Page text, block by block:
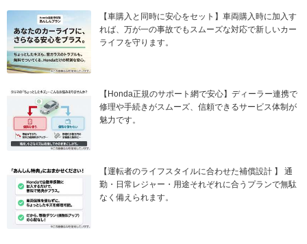
【車購入と同時に安心をセット】車両購入時に加入す
れば、万が一の事故でもスムーズな対応で新しいカー
ライフを守ります。
【Honda正規のサポート網で安心】ディーラー連携で
修理や手続きがスムーズ、信頼できるサービス体制が
魅力です。
【運転者のライフスタイルに合わせた補償設計 】 通
勤・日常レジャー・用途それぞれに合うプランで無駄
なく備えられます。